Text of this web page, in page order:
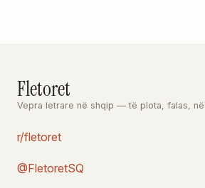
Fletoret
Vepra letrare në shqip — të plota, falas, në
r/fletoret
@FletoretSQ